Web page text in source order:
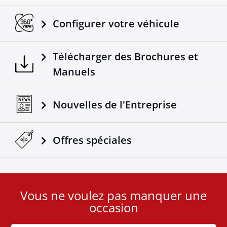
Configurer votre véhicule
Télécharger des Brochures et
Manuels
Nouvelles de l'Entreprise
Offres spéciales
User
Cookie
Vous ne voulez pas manquer une
occasion